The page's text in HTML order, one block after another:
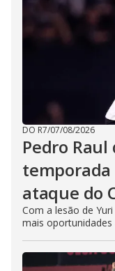
DO R7/07/08/2026
Pedro
temporada
ataque do
Com a lesão de
mais